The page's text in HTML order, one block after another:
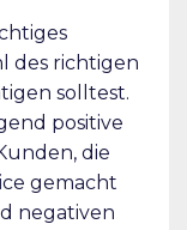
des richtigen
solltest.
positive
die
gemacht
negativen